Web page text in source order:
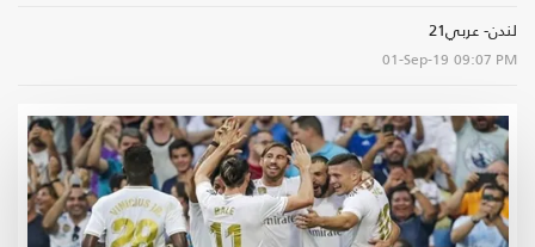
لندن- عربي21
01-Sep-19 09:07 PM